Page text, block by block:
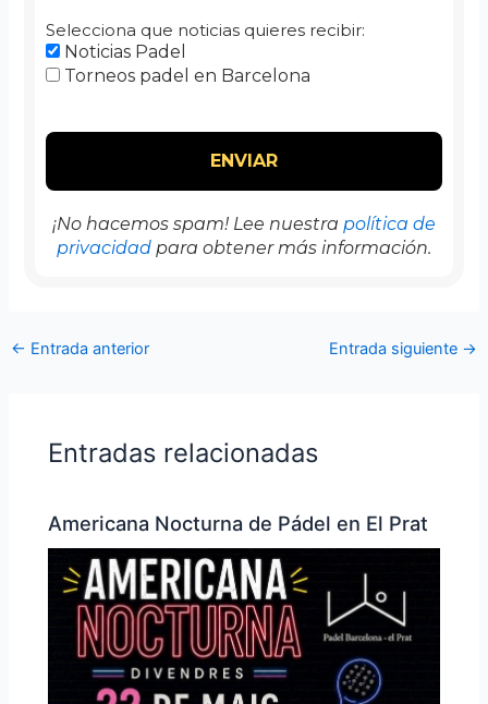
Selecciona que noticias quieres recibir:
Noticias Padel
Torneos padel en Barcelona
¡No hacemos spam! Lee nuestra política de
privacidad para obtener más información.
← Entrada anterior Entrada siguiente →
Entradas relacionadas
Americana Nocturna de Pádel en El Prat